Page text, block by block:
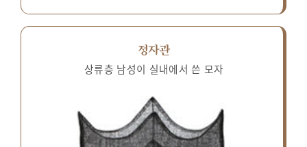
정자관
상류층 남성이 실내에서 쓴 모자